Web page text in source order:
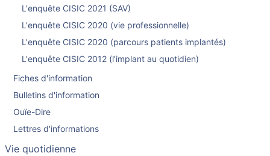
L'enquête CISIC 2021 (SAV)
L'enquête CISIC 2020 (vie professionnelle)
L'enquête CISIC 2020 (parcours patients implantés)
L'enquête CISIC 2012 (l'implant au quotidien)
Fiches d'information
Bulletins d'information
Ouïe-Dire
Lettres d'informations
Vie quotidienne